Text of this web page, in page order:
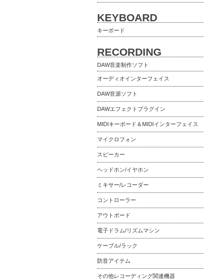
KEYBOARD
キーボード
RECORDING
DAW音楽制作ソフト
オーディオインターフェイス
DAW音源ソフト
DAWエフェクトプラグイン
MIDIキーボード＆MIDIインターフェイス
マイクロフォン
スピーカー
ヘッドホン/イヤホン
ミキサー/レコーダー
コントローラー
アウトボード
電子ドラム/リズムマシン
ケーブル/ラック
防音アイテム
その他レコーディング関連機器